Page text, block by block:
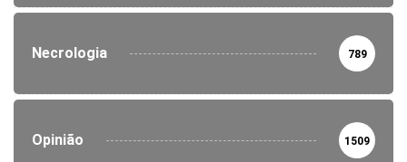
Necrologia 789
Opinião 1509